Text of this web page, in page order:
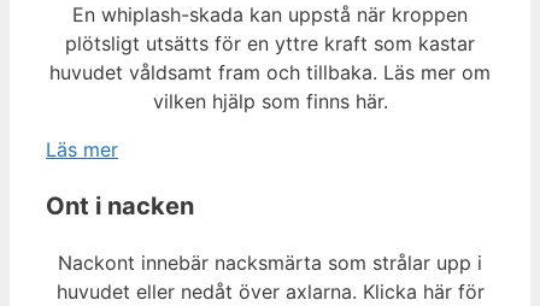
En whiplash-skada kan uppstå när kroppen
plötsligt utsätts för en yttre kraft som kastar
huvudet våldsamt fram och tillbaka. Läs mer om
vilken hjälp som finns här.
Läs mer
Ont i nacken
Nackont innebär nacksmärta som strålar upp i
huvudet eller nedåt över axlarna. Klicka här för